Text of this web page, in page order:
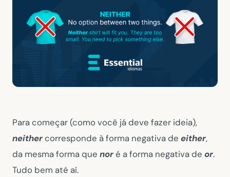
Para começar (como você já deve fazer ideia),
neithercorresponde à forma negativa de either,
da mesma forma que noré a forma negativa de or.
Tudo bem até aí.